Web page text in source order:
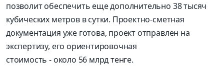
позволит обеспечить еще дополнительно 38 тысяч
кубических метров в сутки. Проектно-сметная
документация уже готова, проект отправлен на
экспертизу, его ориентировочная
стоимость - около 56 млрд тенге.